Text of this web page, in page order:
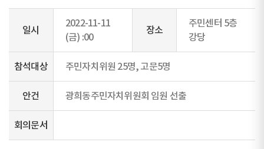
일시
2022-11-11
(금) :00
장소
주민센터 5층
강당
참석대상 주민자치위원 25명, 고문5명
안건 광희동주민자치위원회 임원 선출
회의문서